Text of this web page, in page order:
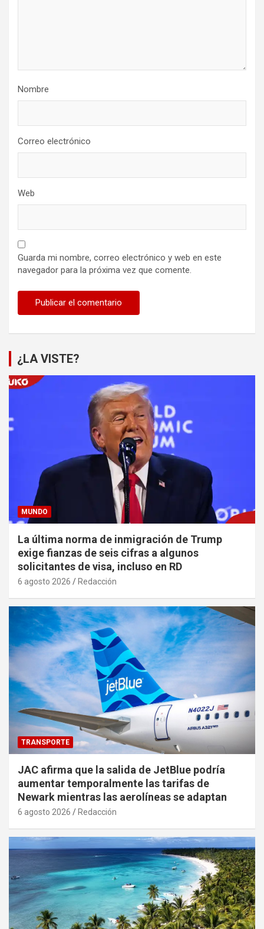
Nombre
Correo electrónico
Web
Guarda mi nombre, correo electrónico y web en este
navegador para la próxima vez que comente.
¿LA VISTE?
MUNDO
La última norma de inmigración de Trump
exige fianzas de seis cifras a algunos
solicitantes de visa, incluso en RD
6 agosto 2026 Redacción
TRANSPORTE
JAC afirma que la salida de JetBlue podría
aumentar temporalmente las tarifas de
Newark mientras las aerolíneas se adaptan
6 agosto 2026 Redacción